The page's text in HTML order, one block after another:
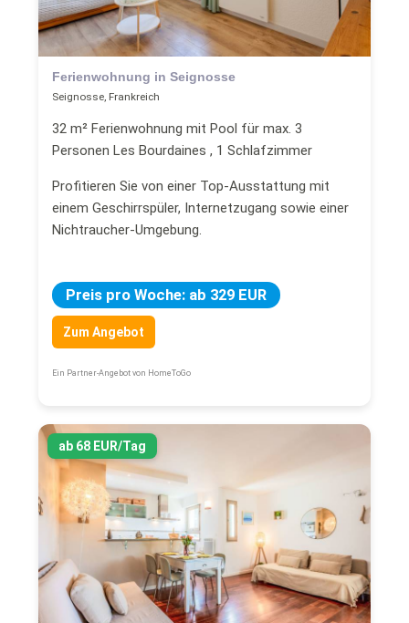
Ferienwohnung in Seignosse
Seignosse, Frankreich
32 m² Ferienwohnung mit Pool für max. 3
Personen Les Bourdaines , 1 Schlafzimmer
Profitieren Sie von einer Top-Ausstattung mit
einem Geschirrspüler, Internetzugang sowie einer
Nichtraucher-Umgebung.
Preis pro Woche: ab 329 EUR
Zum Angebot
Ein Partner-Angebot von HomeToGo
ab 68 EUR/Tag